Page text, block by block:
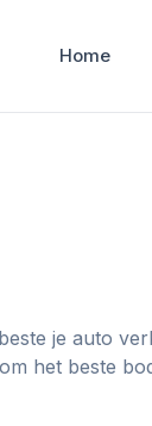
Home
je auto
het beste